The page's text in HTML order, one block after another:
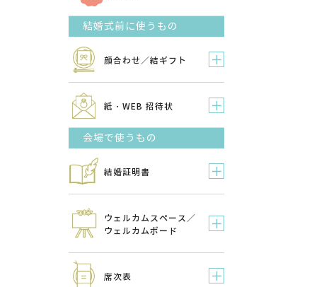
結婚式前に使うもの
顔合わせ／結ギフト
紙・WEB 招待状
会場で使うもの
結婚証明書
ウェルカムスペース／
ウェルカムボード
席次表